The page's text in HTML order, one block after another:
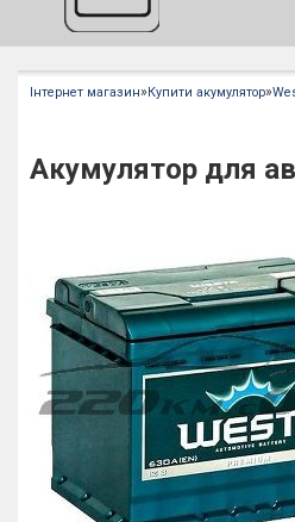
Інтернет магазин»Купити акумулятор»
Акумулятор для